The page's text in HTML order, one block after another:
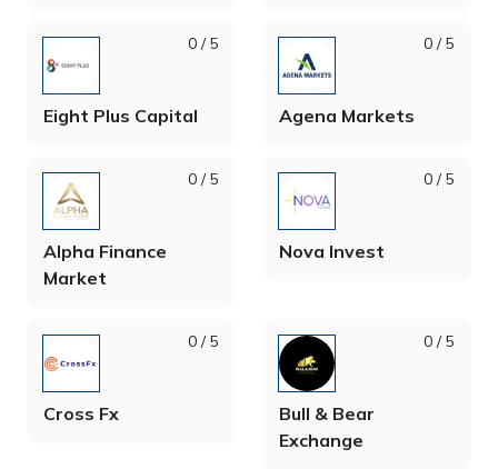
0 / 5
Eight Plus Capital
0 / 5
Agena Markets
0 / 5
Alpha Finance
Market
0 / 5
Nova Invest
0 / 5
Cross Fx
0 / 5
Bull & Bear
Exchange